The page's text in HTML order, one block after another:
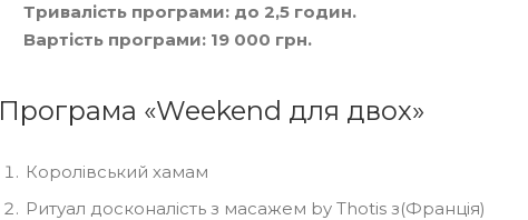
Тривалість програми: до 2,5 годин.
Вартість програми: 19 000 грн.
Програма «Weekend для двох»
Королівський хамам
Ритуал досконалість з масажем by Thotis з(Франція)